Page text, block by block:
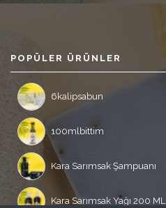
POPÜLER ÜRÜNLER
6kalipsabun
100mlbittim
Kara Sarımsak Şampuanı
Kara Sarımsak Yağı 200 ML